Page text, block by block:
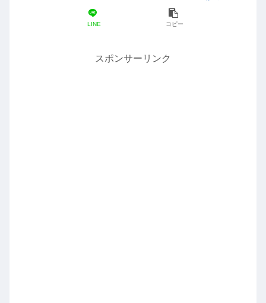
LINE コピー
スポンサーリンク